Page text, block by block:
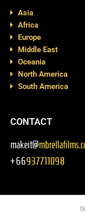
Asia
Africa
Europe
Middle East
Oceania
North America
South America
CONTACT
makeit@
+66937711098